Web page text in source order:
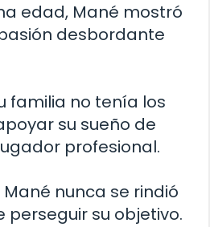
edad, Mané mostró
desbordante
familia no tenía los
su sueño de
profesional.
nunca se rindió
perseguir su objetivo.